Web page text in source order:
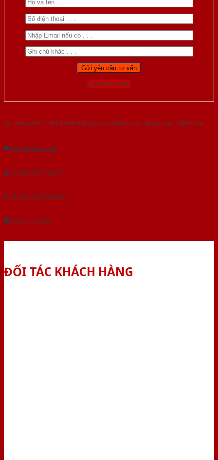
Gọi 0976.169.864
Với kinh nghiệm nhiêu năm nghiên cứu cửa theo tiêu chuẩn công nghệ Châu
Âu.Chúng tôi tự tin là nhà sản xuất & cung cấp hàng đầu tại Việt Nam!
Gửi yêu cầu tư vấn
Tải báo giá tổng hợp
Yêu cầu gọi lại (3 phút)
Dành cho đại lý
ĐỐI TÁC KHÁCH HÀNG